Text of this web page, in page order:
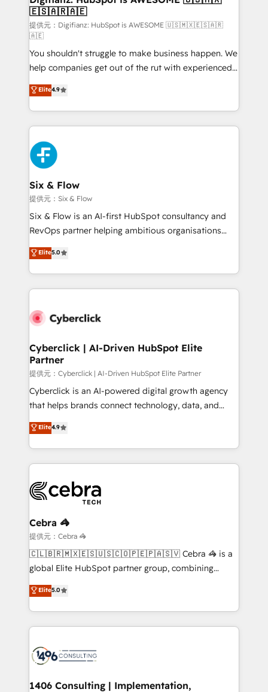
HubSpot and vetted by the CCS, which means we
can support public sector companies as well the
other ones listed in our profile. Our services: -
HubSpot implementation - HubSpot CMS website
build We can do lots of things. But everything we do
is there for you to: - Grow revenue, and run your
business more efficiently - Build stronger
relationships with customers - Make better
decisions with data - Find a new voice and reach
more people - Get the most out of your HubSpot
investment
🇪🇸🇦🇷🇦🇪
提供元：Digifianz: HubSpot is AWESOME 🇺🇸🇲🇽🇪🇸🇦🇷
🇦🇪
You shouldn't struggle to make business happen. We
help companies get out of the rut with experienced,
process-oriented teams implementing HubSpot
Marketing, Sales, Service, CMS and Operations Hub,
so selling and actually engaging with your customers
feels easy and pain-free. We are a top ranked
HubSpot Elite Partner, winner of Rookie of the Year
and Customer First Awards, 4.9/5 rating in HubSpot
Reviews and 4.9/5 rating in Clutch Reviews. Digifianz
helps the following industries: logistics & 3PL, home
improvement & construction, branding and
commercialization, real estate, health, education,
SaaS, Software Dev & IT and consulting, make the
the United States, EU, UAE, Mexico and Latin
America. From casual user to super fan: make
Elite4.9
Six & Flow
提供元：Six & Flow
Six & Flow is an AI-first HubSpot consultancy and
RevOps partner helping ambitious organisations
grow with clarity, confidence, and intelligence.
Operating across the UK, Netherlands, Ireland, and
Canada, we’ve delivered thousands of successful
HubSpot projects for mid-market and enterprise
combine HubSpot, data, and AI to design connected
and technology for predictable, scalable revenue
growth. Our expertise spans RevOps, CRM and data
architecture, AI enablement, and strategic marketing,
delivered through our proprietary FLAIR framework
for responsible AI adoption. As a HubSpot Elite
we blend strategy, creativity, and technology to help
organisations scale smarter and grow stronger.
Elite5.0
Cyberclick | AI-Driven HubSpot Elite
Partner
提供元：Cyberclick | AI-Driven HubSpot Elite Partner
Cyberclick is an AI-powered digital growth agency
that helps brands connect technology, data, and
creativity to achieve measurable results. Founded in
Barcelona and operating across Spain, LATAM, and
the UK, we support global companies in building
smarter marketing, sales, and customer success
Iberia (Spain & Portugal), we combine human insight
with intelligent automation to drive sustainable
growth. Our multidisciplinary team designs solutions
that simplify complexity, boost performance, and
turn innovation into real impact. 🌍 Highlights •
HubSpot Partner since 2012 • 2022 EMEA Impact
projects • Clients in 30+ industries • Proprietary
technology for integrations • Multilingual team:
Elite4.9
Cebra 🦓
提供元：Cebra 🦓
🇨🇱🇧🇷🇲🇽🇪🇸🇺🇸🇨🇴🇵🇪🇵🇦🇸🇻 Cebra 🦓 is a
global Elite HubSpot partner group, combining
technology, marketing and media expertise across
Latin America and Southern Europe, with teams
across 9 countries. Born in Chile, we combine local
insight with international reach to help businesses
HubSpot implementations, building end-to-end
and loop marketing, content, and digital creativity.
Elite5.0
1406 Consulting | Implementation,